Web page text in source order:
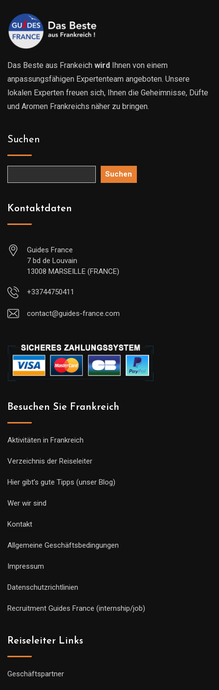
Das Beste aus Frankeich wird Ihnen von einem
anpassungsfähigen Expertenteam angeboten. Unsere
lokalen Experten freuen sich, Ihnen die Geheimnisse, Düfte
und Aromen Frankreichs näher zu bringen.
Suchen
Suchen
Kontaktdaten
Guides France
7 bd de Louvain
13008 MARSEILLE (FRANCE)
+33744750411
contact@guides-france.com
Besuchen Sie Frankreich
Aktivitäten in Frankreich
Verzeichnis der Reiseleiter
Hier gibt’s gute Tipps (unser Blog)
Wer wir sind
Kontakt
Allgemeine Geschäftsbedingungen
Impressum
Datenschutzrichtlinien
Recruitment Guides France (internship/job)
Reiseleiter Links
Geschäftspartner